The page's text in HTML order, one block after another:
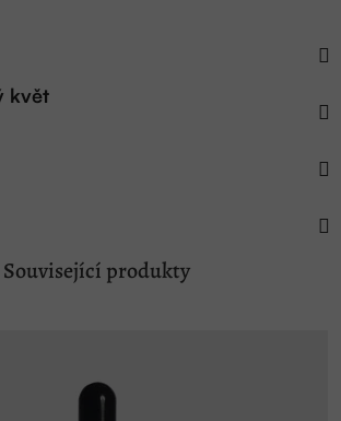
květ
Související produkty